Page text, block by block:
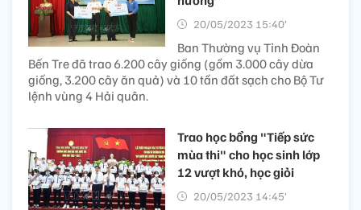
20/05/2023 15:40’
Ban Thường vụ Tỉnh Đoàn
Bến Tre đã trao 6.200 cây giống (gồm 3.000 cây dừa
giống, 3.200 cây ăn quả) và 10 tấn đất sạch cho Bộ Tư
lệnh vùng 4 Hải quân.
Trao học bổng "Tiếp sức
mùa thi" cho học sinh lớp
12 vượt khó, học giỏi
20/05/2023 14:45’